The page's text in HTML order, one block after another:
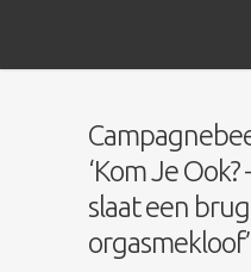
‘Kom Je
slaat een
orgasmekloof’